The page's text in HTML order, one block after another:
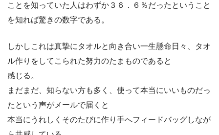
ことを知っていた人はわずか３６．６％だったということ
を知れば驚きの数字である。
しかしこれは真摯にタオルと向き合い一生懸命日々、タオ
ル作りをしてこられた努力のたまものであると
感じる。
まだまだ、知らない方も多く、使って本当にいいものだっ
たという声がメールで届くと
本当にうれしくそのたびに作り手へフィードバッグしなが